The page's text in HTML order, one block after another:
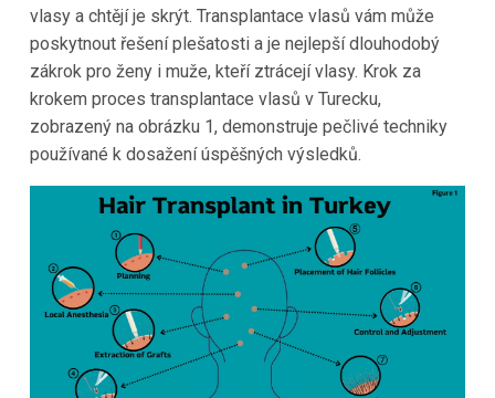
vlasy a chtějí je skrýt. Transplantace vlasů vám může
poskytnout řešení plešatosti a je nejlepší dlouhodobý
zákrok pro ženy i muže, kteří ztrácejí vlasy. Krok za
krokem proces transplantace vlasů v Turecku,
zobrazený na obrázku 1, demonstruje pečlivé techniky
používané k dosažení úspěšných výsledků.